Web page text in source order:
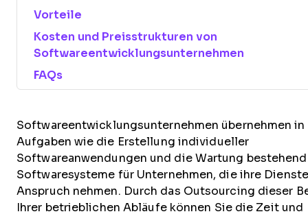
Vorteile
Kosten und Preisstrukturen von
Softwareentwicklungsunternehmen
FAQs
Softwareentwicklungsunternehmen übernehmen in
Aufgaben wie die Erstellung individueller
Softwareanwendungen und die Wartung
Softwaresysteme für Unternehmen, die ihre
Anspruch nehmen. Durch das Outsourcing dieser
Ihrer betrieblichen Abläufe können Sie die Zeit und